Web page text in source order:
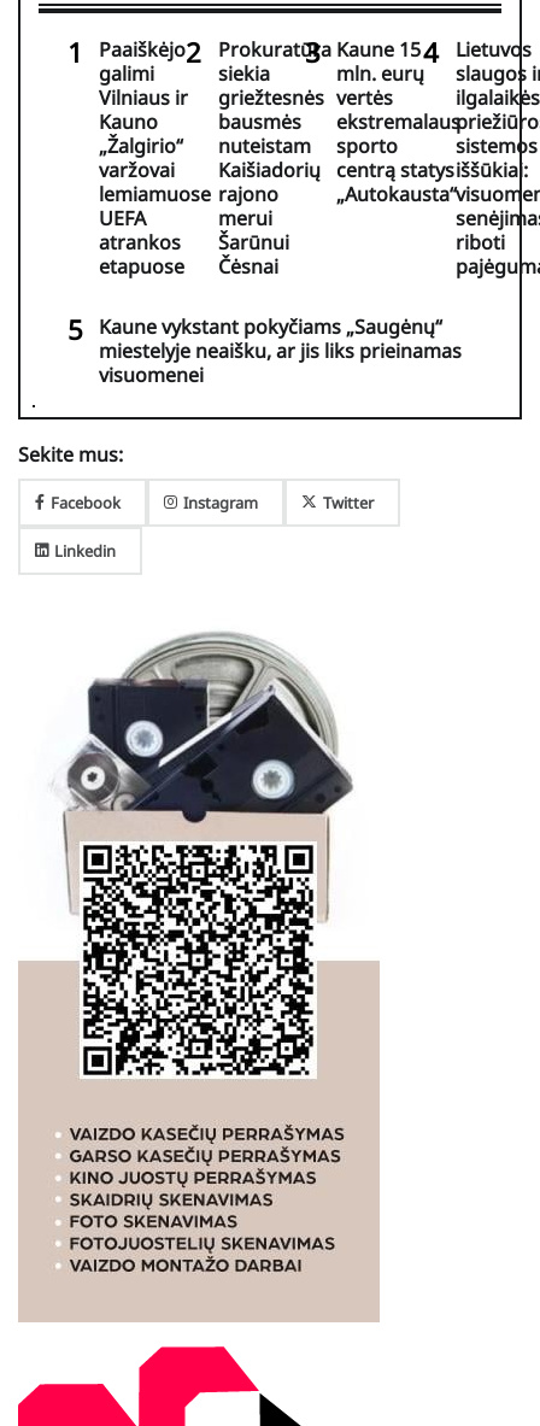
Paaiškėjo
galimi
Vilniaus ir
Kauno
„Žalgirio“
varžovai
lemiamuose
UEFA
atrankos
etapuose
Prokuratūra
siekia
griežtesnės
bausmės
nuteistam
Kaišiadorių
rajono
merui
Šarūnui
Čėsnai
Kaune 15
mln. eurų
vertės
ekstremalaus
sporto
centrą statys
„Autokausta“
Lietuvos
slaugos
ilgalaikės
sistemos
iššūkiai:
riboti
Kaune vykstant pokyčiams „Saugėnų“
miestelyje neaišku, ar jis liks prieinamas
visuomenei
Sekite mus:
Facebook Instagram Twitter
Linkedin